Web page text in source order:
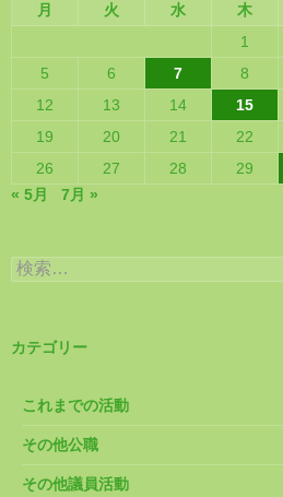
月 火 水 木
1
5
6 7 8
12
13 14 15
19
20 21 22
26
27 28 29
« 5月
7月 »
検
索:
カテゴリー
これまでの活動
その他公職
その他議員活動